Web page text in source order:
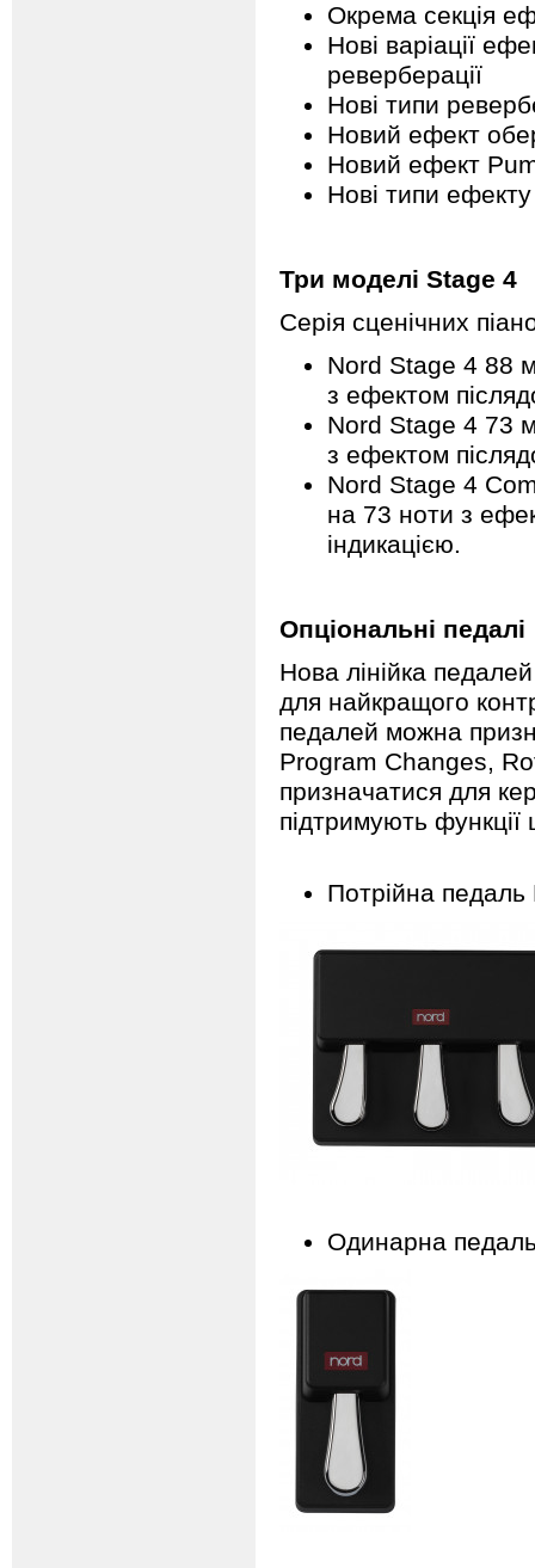
Окрема секція
Нові варіації
реверберації
Нові типи
Новий ефект
Новий ефект
Нові типи
Три моделі Stage 4
Серія сценічних
Nord Stage 4 88
з ефектом
Nord Stage 4 73
з ефектом
​Nord Stage 4
на 73 ноти з
індикацією.
Опціональні педалі
Нова лінійка
для найкращого
педалей можна
Program Changes,
призначатися для
підтримують
Потрійна
Одинарна